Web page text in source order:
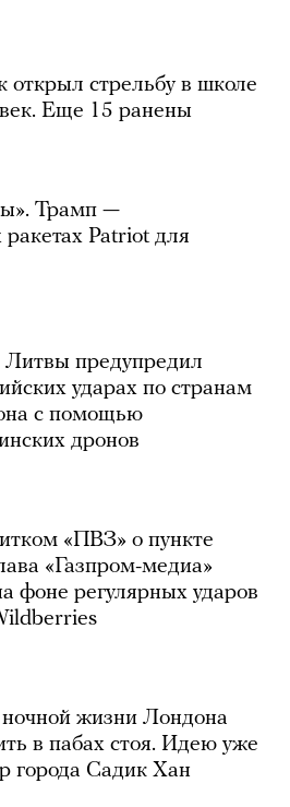
открыл стрельбу в школе
Еще 15 ранены
Трамп —
Patriot для
предупредил
ударах по странам
с помощью
дронов
«ПВЗ» о пункте
«Газпром-медиа»
фоне регулярных ударов
жизни Лондона
в пабах стоя. Идею уже
города Садик Хан